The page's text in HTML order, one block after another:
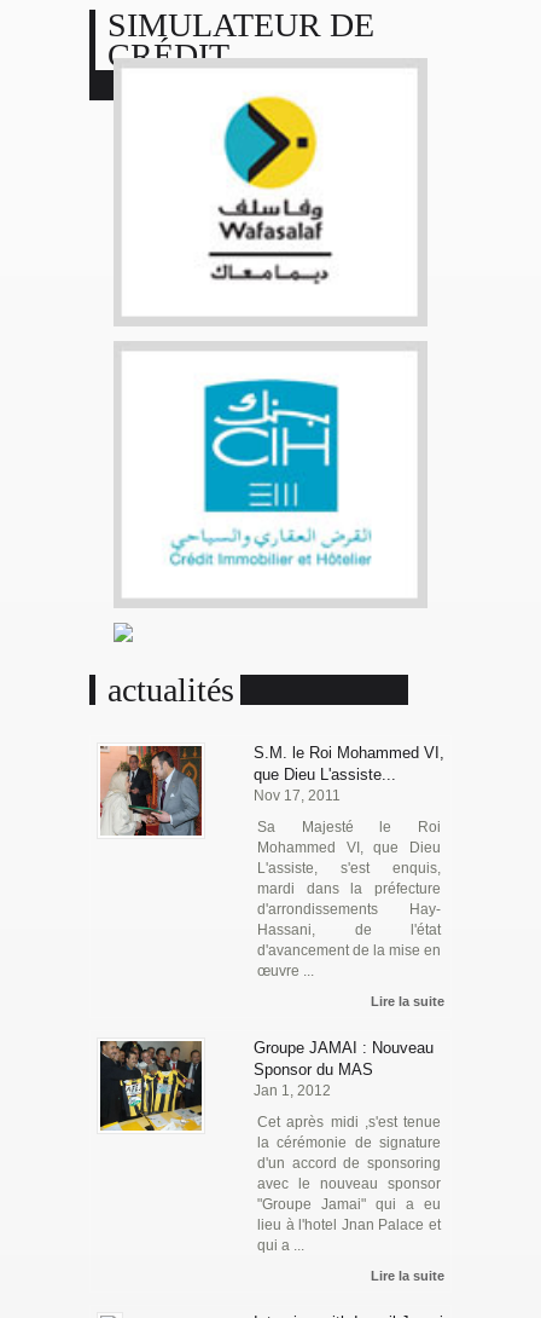
SIMULATEUR DE
CRÉDIT
actualités
S.M. le Roi Mohammed VI,
que Dieu L'assiste...
Nov 17, 2011
Sa Majesté le Roi
Mohammed VI, que Dieu
L'assiste, s'est enquis,
mardi dans la préfecture
d'arrondissements Hay-
Hassani, de l'état
d'avancement de la mise en
œuvre ...
Lire la suite
Groupe JAMAI : Nouveau
Sponsor du MAS
Jan 1, 2012
Cet après midi ,s'est tenue
la cérémonie de signature
d'un accord de sponsoring
avec le nouveau sponsor
"Groupe Jamai" qui a eu
lieu à l'hotel Jnan Palace et
qui a ...
Lire la suite